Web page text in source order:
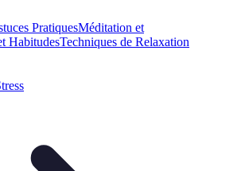
PratiquesMéditation et
HabitudesTechniques de Relaxation